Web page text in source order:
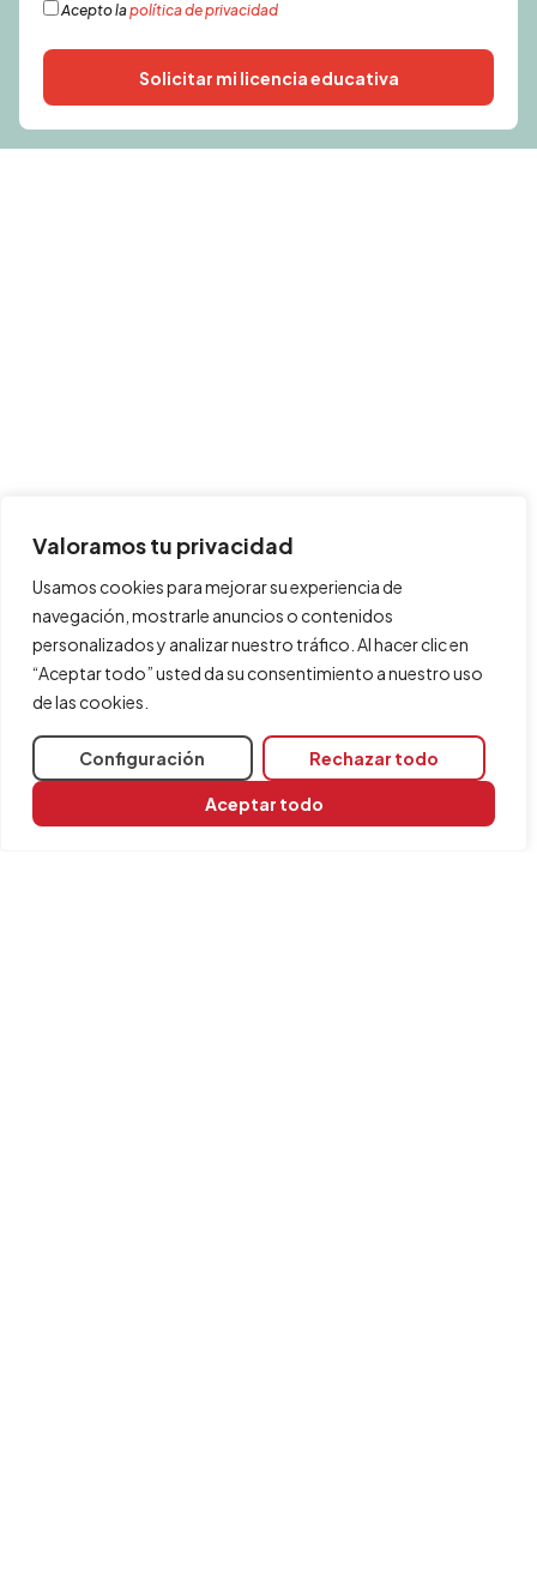
Valoramos tu privacidad
Usamos cookies para mejorar su experiencia de
navegación, mostrarle anuncios o contenidos
personalizados y analizar nuestro tráfico. Al hacer clic en
“Aceptar todo” usted da su consentimiento a nuestro uso
de las cookies.
Configuración Rechazar todo
Aceptar todo
Acepto lapolítica de privacidad
Solicitar mi licencia educativa